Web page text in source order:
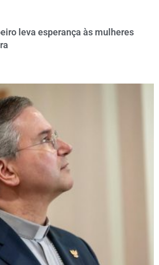
leva esperança às mulheres